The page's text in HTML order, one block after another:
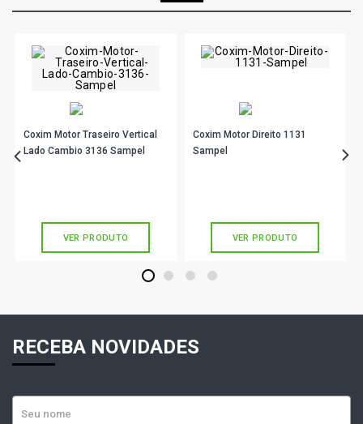
Coxim Motor Traseiro Vertical
Lado Cambio 3136 Sampel
VER PRODUTO
Coxim Motor Direito 1131
Sampel
VER PRODUTO
1 2 3 4
RECEBA NOVIDADES